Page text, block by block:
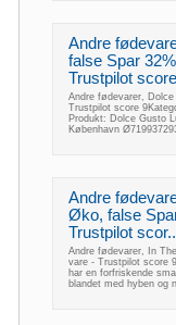
Andre
false Spar
Trustpilot
Andre fødevarer,
Trustpilot score
Produkt: Dolce Gusto
København
Andre
Øko, false
Trustpilot scor..
Andre fødevarer, In
vare - Trustpilot score
har en forfriskende
blandet med hyben og